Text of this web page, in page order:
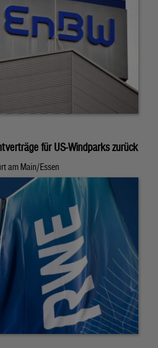
für US-Windparks zurück
am Main/Essen